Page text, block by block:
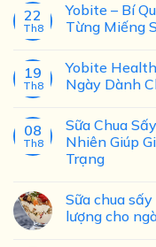
22
Th8
Yobite – Bí
Từng Miếng
19
Th8
Yobite
Ngày Dành
08
Th8
Sữa Chua
Nhiên Giúp
Trạng
Sữa chua
lượng cho